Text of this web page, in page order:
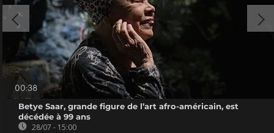
00:38
Betye Saar, grande figure de l’art afro-américain, est
décédée à 99 ans
28/07 - 15:00